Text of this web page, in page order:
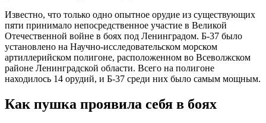
Известно, что только одно опытное орудие из существующих
пяти принимало непосредственное участие в Великой
Отечественной войне в боях под Ленинградом. Б-37 было
установлено на Научно-исследовательском морском
артиллерийском полигоне, расположенном во Всеволжском
районе Ленинградской области. Всего на полигоне
находилось 14 орудий, и Б-37 среди них было самым мощным.
Как пушка проявила себя в боях